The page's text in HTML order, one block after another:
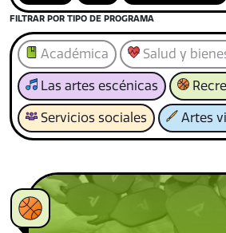
FILTRAR POR TIPO DE PROGRAMA
Académica Salud y
Las artes escénicas
Servicios sociales Artes